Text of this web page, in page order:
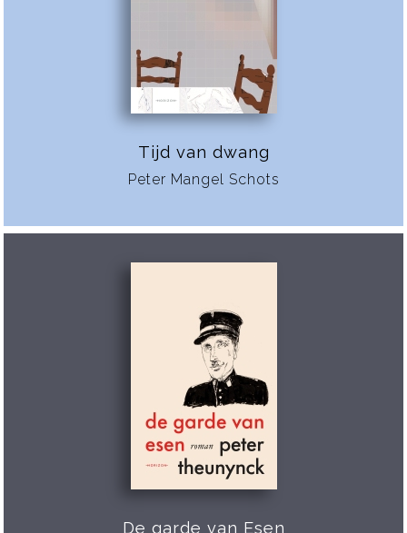
Tijd van dwang
Peter Mangel Schots
De garde van Esen